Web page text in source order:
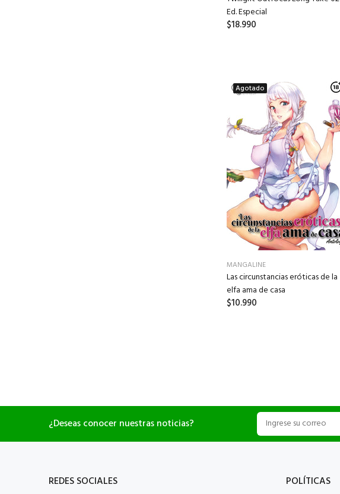
Ed. Especial
$18.990
Agotado
MANGALINE
Las circunstancias eróticas de la
elfa ama de casa
$10.990
¿Deseas conocer nuestras noticias?
REDES SOCIALES POLÍTICAS